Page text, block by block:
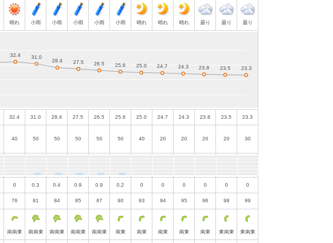
晴れ 小雨 小雨 小雨 小雨 小雨 晴れ 晴れ 晴れ 曇り 曇り 曇り
32.4 31.0 28.4 27.5 26.5 25.6 25.0 24.7 24.3 23.8 23.5 23.3
40 50 50 50 50 50 40 20 20 20 20 30
0 0.3 0.4 0.9 0.9 0.2 0 0 0 0 0 0
76 81 84 85 87 90 93 94 95 96 98 99
南南東 南南東 南南東 南南東 南南東 南東 南東 南東 南東 南東 東南東 東南東